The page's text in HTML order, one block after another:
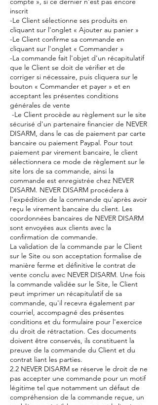
inscrit
-Le Client sélectionne ses produits en
cliquant sur l'onglet « Ajouter au panier »
-Le Client confirme sa commande en
cliquant sur l'onglet « Commander »
-La commande fait l'objet d'un récapitulatif
que le Client se doit de vérifier et de
corriger si nécessaire, puis cliquera sur le
bouton « Commander et payer » et en
acceptant les présentes conditions
générales de vente
-Le Client procède au règlement sur le site
sécurisé d'un partenaire financier de NEVER
DISARM, dans le cas de paiement par carte
bancaire ou paiement Paypal. Pour tout
paiement par virement bancaire, le client
sélectionnera ce mode de règlement sur le
site lors de sa commande, ainsi la
commande est enregistrée chez NEVER
DISARM. NEVER DISARM procédera à
l'expédition de la commande qu'après avoir
reçu le virement bancaire du client. Les
coordonnées bancaires de NEVER DISARM
sont envoyées aux clients avec la
confirmation de commande.
La validation de la commande par le Client
sur le Site ou son acceptation formalise de
manière ferme et définitive le contrat de
vente conclu avec NEVER DISARM. Une fois
la commande validée sur le Site, le Client
peut imprimer un récapitulatif de sa
commande, qu'il recevra également par
courriel, accompagné des présentes
conditions et du formulaire pour l'exercice
du droit de rétractation. Ces documents
doivent être conservés, ils constituent la
preuve de la commande du Client et du
contrat liant les parties.
2.2 NEVER DISARM se réserve le droit de ne
pas accepter une commande pour un motif
légitime tel que notamment un défaut de
compréhension de la commande reçue, un